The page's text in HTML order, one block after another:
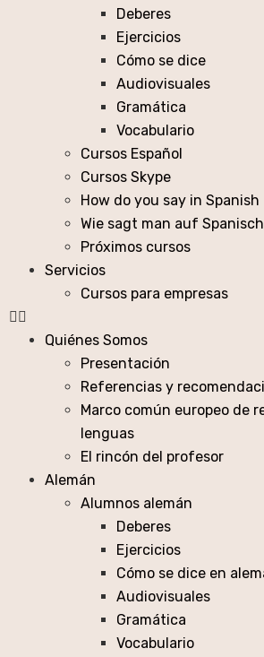
Deberes
Ejercicios
Cómo se dice
Audiovisuales
Gramática
Vocabulario
Cursos Español
Cursos Skype
How do you say in Spanish
Wie sagt man auf Spanisch
Próximos cursos
Servicios
Cursos para empresas
Quiénes Somos
Presentación
Referencias y
Marco común europeo de
lenguas
El rincón del profesor
Alemán
Alumnos alemán
Deberes
Ejercicios
Cómo se dice en
Audiovisuales
Gramática
Vocabulario